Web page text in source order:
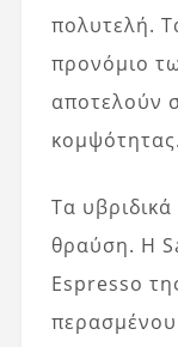
πολυτελή.
προνόμιο
αποτελούν
κομψότητας.
Τα
θραύση. Η
Espresso
περασμένου